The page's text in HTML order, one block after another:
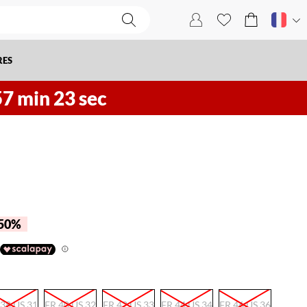
min 22sec
US 31 FR 40 US 32 FR 42 US 33 FR 44 US 34 FR 46 US 36